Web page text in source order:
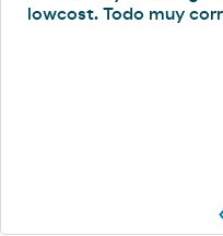
lowcost. Todo muy